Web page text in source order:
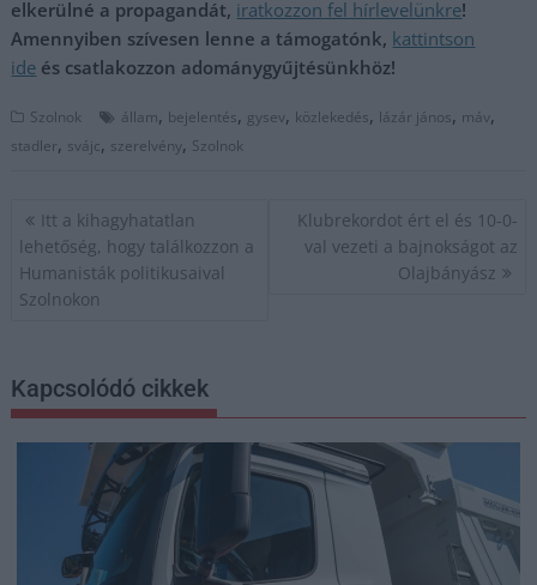
elkerülné a propagandát, iratkozzon fel hírlevelünkre!
Amennyiben szívesen lenne a támogatónk, kattintson
ide és csatlakozzon adománygyűjtésünkhöz!
Szolnok állam, bejelentés, gysev, közlekedés, lázár jános, máv,
stadler, svájc, szerelvény, Szolnok
Bejegyzés
navigáció
Itt a kihagyhatatlan
lehetőség, hogy találkozzon a
Humanisták politikusaival
Szolnokon
Klubrekordot ért el és 10-0-
val vezeti a bajnokságot az
Olajbányász
Kapcsolódó cikkek